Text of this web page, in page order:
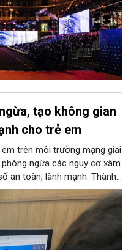
tạo không gian
cho trẻ em
trên môi trường mạng giai
ngừa các nguy cơ xâm
an toàn, lành mạnh. Thành
cập giải pháp an ninh mạng
tin độc hại từ đường
bị xâm hại. 11 nhóm
các sở, ngành thực hiện
triển công nghệ AI, hạ tầng